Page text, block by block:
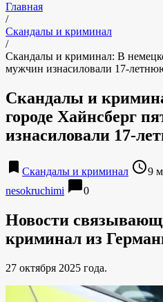
Главная
/
Скандалы и криминал
/
Скандалы и криминал: В
мужчин изнасиловали 17-
Скандалы и
городе Хайнсберг
изнасиловали 17-
bookmark Скандалы и криминал access_time9
nesokruchimi chat_bubble0
Новости
криминал из
27 октября 2025 года.